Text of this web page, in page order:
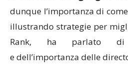
dunque l’importanza di
illustrando strategie per
Rank, ha parlato di
e dell’importanza delle